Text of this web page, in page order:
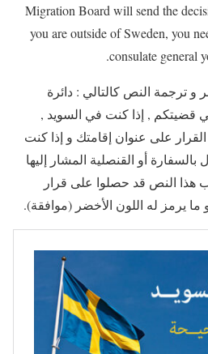
Migration Board will send the
you are outside of Sweden, you
consulate general
و ترجمة النص كالتالي : دائرة
قضيتكم , إذا كنت في السويد ,
على عنوان إقامتك و إذا كنت
أو القنصلية المشار إليها
النص قد حصلوا على قرار
يرمز له اللون الأخضر (موافقة).